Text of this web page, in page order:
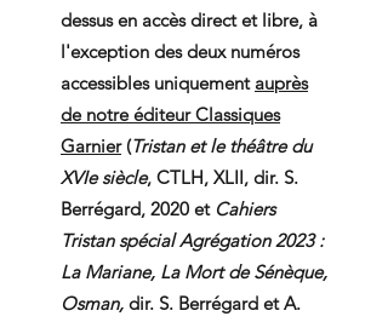
dessus en accès direct et libre, à
l'exception des deux numéros
accessibles uniquement auprès
de notre éditeur Classiques
Garnier(Tristan et le théâtre du
XVIe siècle, CTLH, XLII, dir. S.
Berrégard, 2020 et Cahiers
Tristan spécial Agrégation 2023 :
La Mariane, La Mort de Sénèque,
Osman, dir. S. Berrégard et A.